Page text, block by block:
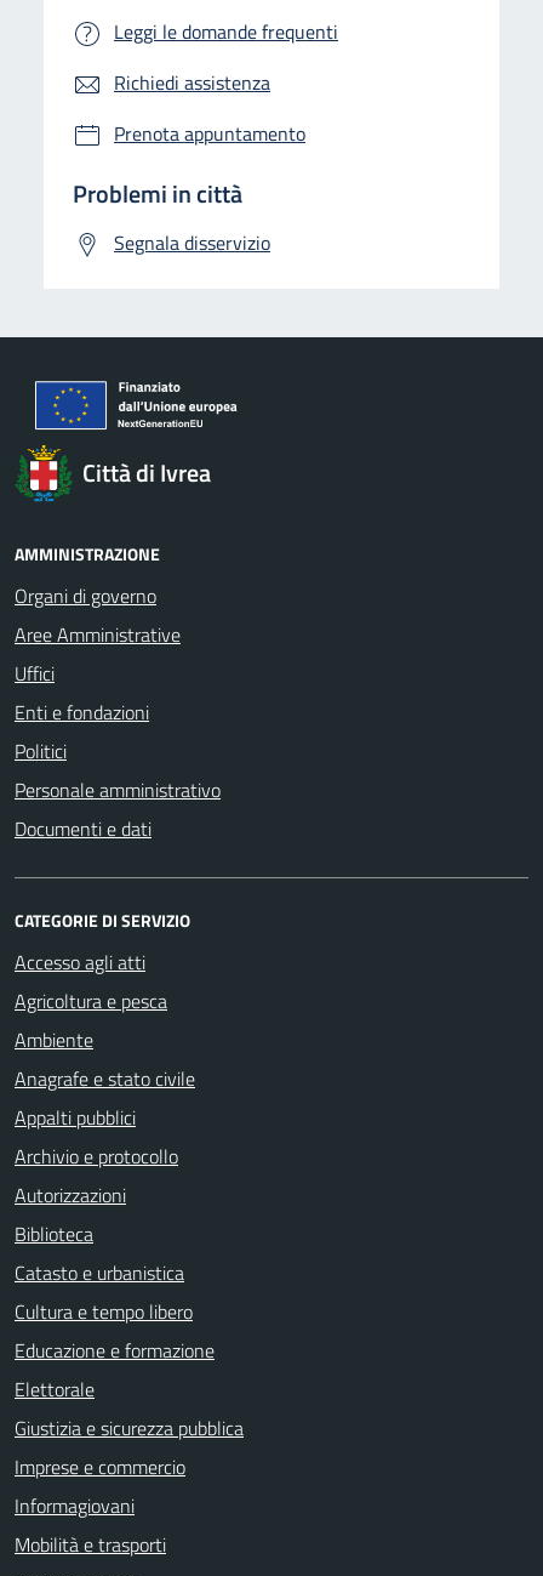
Leggi le domande frequenti
Richiedi assistenza
Prenota appuntamento
Problemi in città
Segnala disservizio
Città di Ivrea
AMMINISTRAZIONE
Organi di governo
Aree Amministrative
Uffici
Enti e fondazioni
Politici
Personale amministrativo
Documenti e dati
CATEGORIE DI SERVIZIO
Accesso agli atti
Agricoltura e pesca
Ambiente
Anagrafe e stato civile
Appalti pubblici
Archivio e protocollo
Autorizzazioni
Biblioteca
Catasto e urbanistica
Cultura e tempo libero
Educazione e formazione
Elettorale
Giustizia e sicurezza pubblica
Imprese e commercio
Informagiovani
Mobilità e trasporti